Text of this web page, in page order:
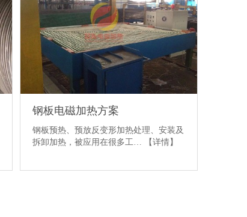
钢板电磁加热方案
钢板预热、预放反变形加热处理、安装及
拆卸加热，被应用在很多工…
【详情】